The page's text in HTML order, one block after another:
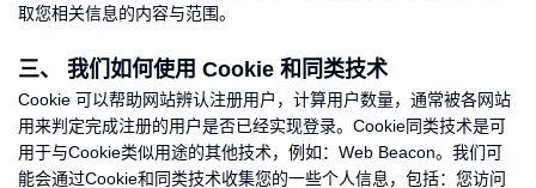
取您相关信息的内容与范围。
三、 我们如何使用 Cookie 和同类技术
Cookie 可以帮助网站辨认注册用户，计算用户数量，通常被各网站
用来判定完成注册的用户是否已经实现登录。Cookie同类技术是可
用于与Cookie类似用途的其他技术，例如：Web Beacon。我们可
能会通过Cookie和同类技术收集您的一些个人信息，包括：您访问